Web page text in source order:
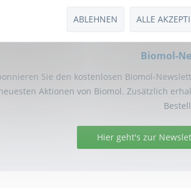
Biomol-
Sie den kostenlosen Biomol-
Aktionen von Biomol. Zusätzlich
Hier geht's zur
ABLEHNEN ALLE